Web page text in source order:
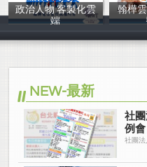
政治人物 客製化雲
端
翰樺電信
翰樺
NEW-最新
社
例會
社團法